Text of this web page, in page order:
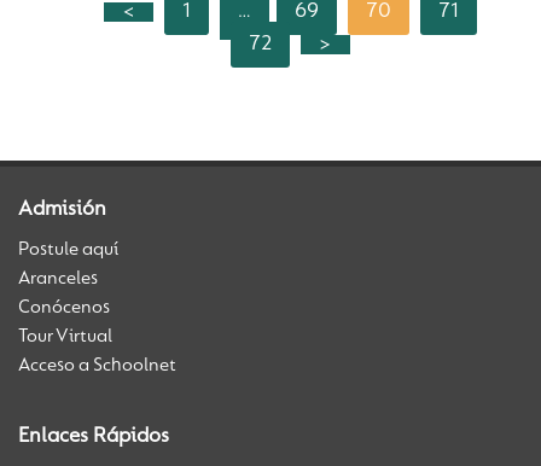
< 1 … 69 70
71
72
>
Admisión
Postule aquí
Aranceles
Conócenos
Tour Virtual
Acceso a Schoolnet
Enlaces Rápidos